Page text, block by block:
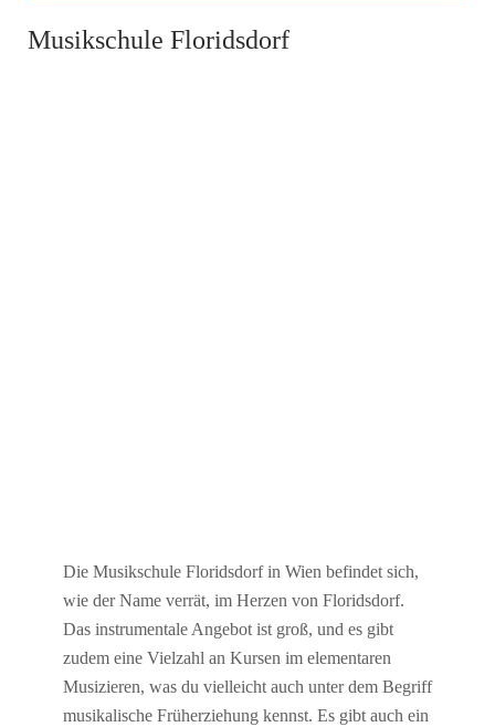
Musikschule Floridsdorf
Die Musikschule Floridsdorf in Wien befindet sich,
wie der Name verrät, im Herzen von Floridsdorf.
Das instrumentale Angebot ist groß, und es gibt
zudem eine Vielzahl an Kursen im elementaren
Musizieren, was du vielleicht auch unter dem Begriff
musikalische Früherziehung kennst. Es gibt auch ein